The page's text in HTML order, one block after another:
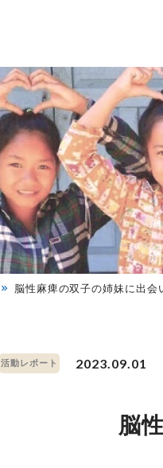
脳性麻痺の双子の姉妹に出会
活動レポート 2023.09.01
脳